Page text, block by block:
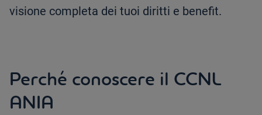
visione completa dei tuoi diritti e benefit.
Perché conoscere il CCNL
ANIA